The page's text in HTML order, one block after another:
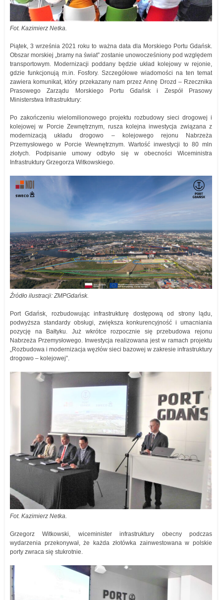
Fot. Kazimierz Netka.
Piątek, 3 września 2021 roku to ważna data dla Morskiego Portu Gdańsk.
Obszar morskiej „bramy na świat” zostanie unowocześniony pod względem
transportowym. Modernizacji poddany będzie układ kolejowy w rejonie,
gdzie funkcjonują m.in. Fosfory. Szczegółowe wiadomości na ten temat
zawiera komunikat, który przekazany nam przez Annę Drozd – Rzecznika
Prasowego Zarządu Morskiego Portu Gdańsk i Zespół Prasowy
Ministerstwa Infrastruktury:
Po zakończeniu wielomilionowego projektu rozbudowy sieci drogowej i
kolejowej w Porcie Zewnętrznym, rusza kolejna inwestycja związana z
modernizacją układu drogowo – kolejowego rejonu Nabrzeża
Przemysłowego w Porcie Wewnętrznym. Wartość inwestycji to 80 mln
złotych. Podpisanie umowy odbyło się w obecności Wiceministra
Infrastruktury Grzegorza Witkowskiego.
Źródło ilustracji: ZMPGdańsk.
Port Gdańsk, rozbudowując infrastrukturę dostępową od strony lądu,
podwyższa standardy obsługi, zwiększa konkurencyjność i umacniania
pozycję na Bałtyku. Już wkrótce rozpocznie się przebudowa rejonu
Nabrzeża Przemysłowego. Inwestycja realizowana jest w ramach projektu
„Rozbudowa i modernizacja węzłów sieci bazowej w zakresie infrastruktury
drogowo – kolejowej”.
Fot. Kazimierz Netka.
Grzegorz Witkowski, wiceminister infrastruktury obecny podczas
wydarzenia przekonywał, że każda złotówka zainwestowana w polskie
porty zwraca się stukrotnie.